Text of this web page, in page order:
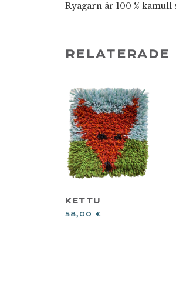
Ryagarn är 100 %
RELATERADE
KETTU
58,00 €